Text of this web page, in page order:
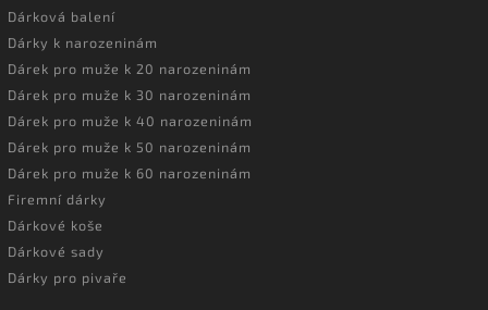
Dárková balení
Dárky k narozeninám
Dárek pro muže k 20 narozeninám
Dárek pro muže k 30 narozeninám
Dárek pro muže k 40 narozeninám
Dárek pro muže k 50 narozeninám
Dárek pro muže k 60 narozeninám
Firemní dárky
Dárkové koše
Dárkové sady
Dárky pro pivaře